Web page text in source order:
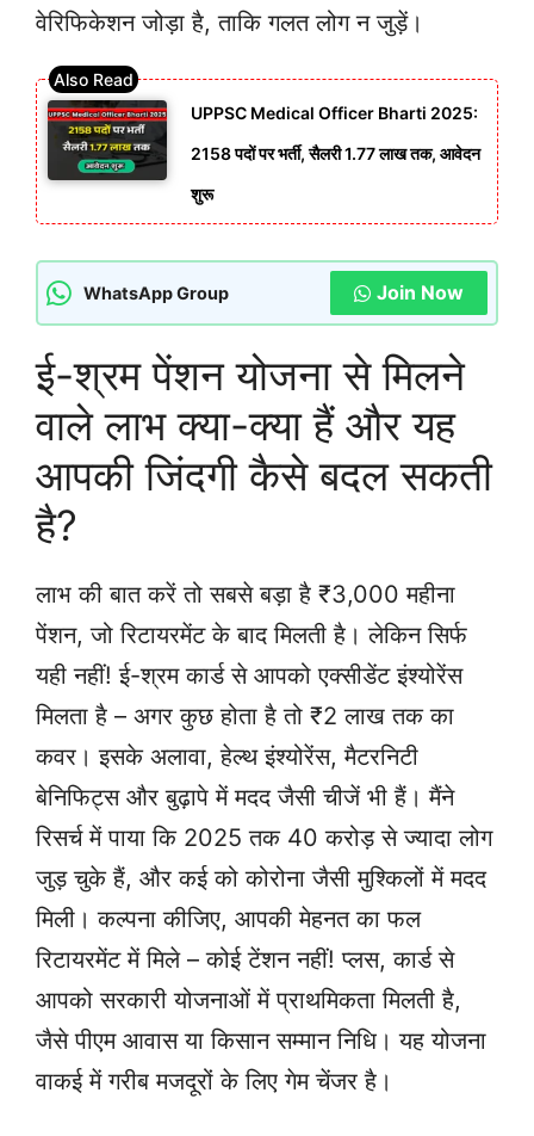
वेरिफिकेशन जोड़ा है, ताकि गलत लोग न जुड़ें।
UPPSC Medical Officer Bharti 2025:
2158 पदों पर भर्ती, सैलरी 1.77 लाख तक, आवेदन
शुरू
WhatsApp Group Join Now
ई-श्रम पेंशन योजना से मिलने
वाले लाभ क्या-क्या हैं और यह
आपकी जिंदगी कैसे बदल सकती
है?
लाभ की बात करें तो सबसे बड़ा है ₹3,000 महीना
पेंशन, जो रिटायरमेंट के बाद मिलती है। लेकिन सिर्फ
यही नहीं! ई-श्रम कार्ड से आपको एक्सीडेंट इंश्योरेंस
मिलता है – अगर कुछ होता है तो ₹2 लाख तक का
कवर। इसके अलावा, हेल्थ इंश्योरेंस, मैटरनिटी
बेनिफिट्स और बुढ़ापे में मदद जैसी चीजें भी हैं। मैंने
रिसर्च में पाया कि 2025 तक 40 करोड़ से ज्यादा लोग
जुड़ चुके हैं, और कई को कोरोना जैसी मुश्किलों में मदद
मिली। कल्पना कीजिए, आपकी मेहनत का फल
रिटायरमेंट में मिले – कोई टेंशन नहीं! प्लस, कार्ड से
आपको सरकारी योजनाओं में प्राथमिकता मिलती है,
जैसे पीएम आवास या किसान सम्मान निधि। यह योजना
वाकई में गरीब मजदूरों के लिए गेम चेंजर है।